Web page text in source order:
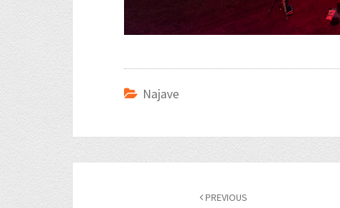
Najave
PREVIOUS